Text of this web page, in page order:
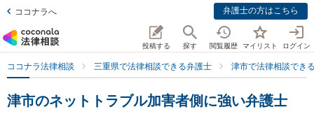
ココナラへ 弁護士の方はこちら
投稿する 探す 閲覧履歴 マイリスト ログイン
ココナラ法律相談 三重県で法律相談できる弁護士 津市で法律相談でき
津市のネットトラブル加害者側に強い弁護士